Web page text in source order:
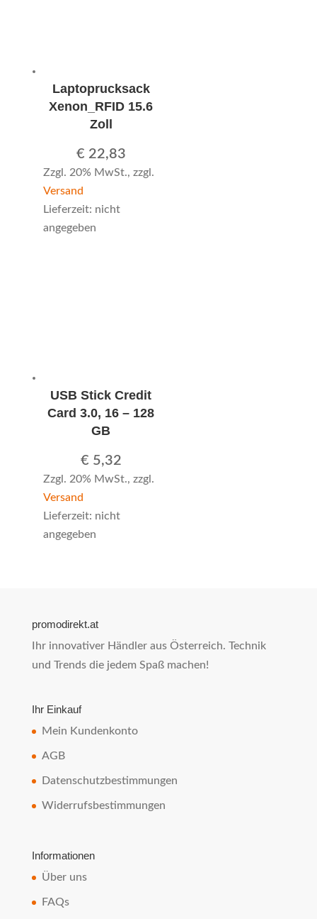
Laptoprucksack
Xenon_RFID 15.6
Zoll
€ 22,83
Zzgl. 20% MwSt., zzgl.
Versand
Lieferzeit: nicht
angegeben
USB Stick Credit
Card 3.0, 16 – 128
GB
€ 5,32
Zzgl. 20% MwSt., zzgl.
Versand
Lieferzeit: nicht
angegeben
promodirekt.at
Ihr innovativer Händler aus Österreich. Technik
und Trends die jedem Spaß machen!
Ihr Einkauf
Mein Kundenkonto
AGB
Datenschutzbestimmungen
Widerrufsbestimmungen
Informationen
Über uns
FAQs